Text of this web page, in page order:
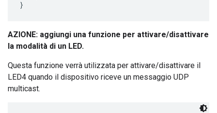
AZIONE: aggiungi una funzione per attivare/disattivare
la modalità di un LED.
Questa funzione verrà utilizzata per attivare/disattivare il
LED4 quando il dispositivo riceve un messaggio UDP
multicast.